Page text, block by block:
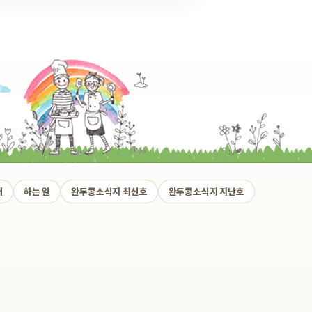
하는 일 완두콩소식지 최신호 완두콩소식지 지난호